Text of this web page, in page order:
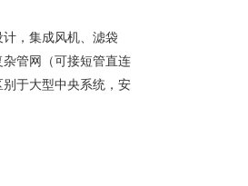
，集成风机、滤袋
管网（可接短管直连
于大型中央系统，安